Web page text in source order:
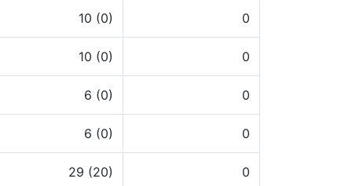
10 (0) 0
10 (0) 0
6 (0) 0
6 (0) 0
29 (20) 0